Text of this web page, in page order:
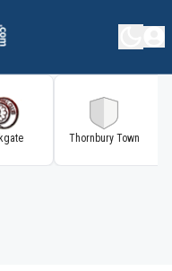
Thornbury Town